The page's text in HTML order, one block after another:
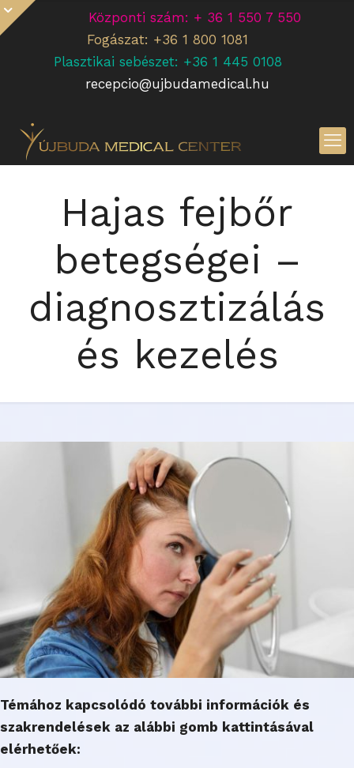
Központi szám: + 36 1 550 7 550
Fogászat: +36 1 800 1081
Plasztikai sebészet: +36 1 445 0108
recepcio@ujbudamedical.hu
Hajas fejbőr
betegségei –
diagnosztizálás
és kezelés
Témához kapcsolódó további információk és
szakrendelések az alábbi gomb kattintásával
elérhetőek: